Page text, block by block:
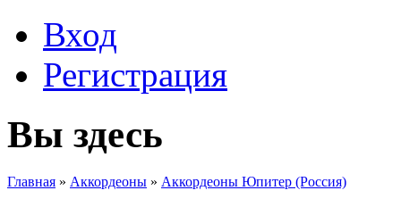
Вход
Регистрация
Вы здесь
Главная » Аккордеоны » Аккордеоны Юпитер (Россия)